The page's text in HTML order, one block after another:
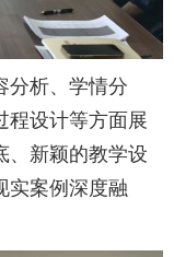
分析、学情分
程设计等方面展
、新颖的教学设
实案例深度融